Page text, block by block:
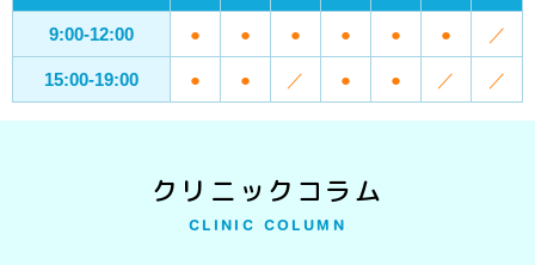
9:00-12:00 ● ● ● ● ● ● ／
15:00-19:00 ● ● ／ ● ● ／ ／
クリニックコラム
CLINIC COLUMN